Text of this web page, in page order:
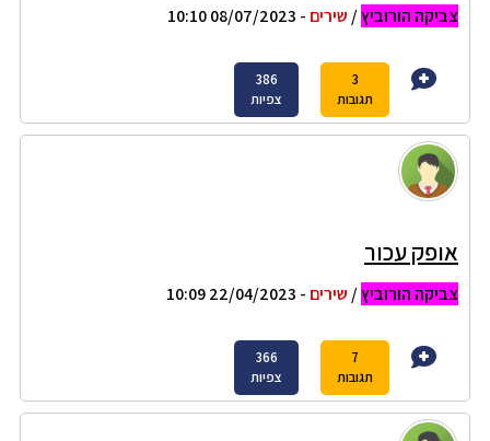
צביקה הורוביץ/ שירים - 08/07/2023 10:10
3
תגובות
386
צפיות
אופק עכור
צביקה הורוביץ/ שירים - 22/04/2023 10:09
7
תגובות
366
צפיות